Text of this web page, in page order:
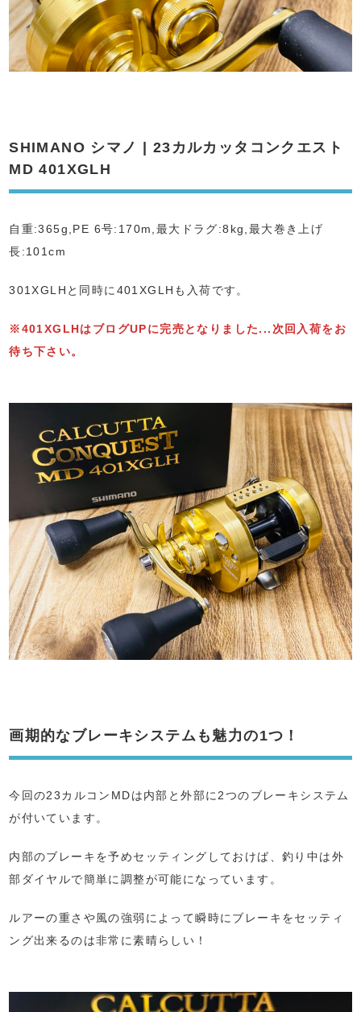
SHIMANO シマノ | 23カルカッタコンクエスト
MD 401XGLH
自重:365g,PE 6号:170m,最大ドラグ:8kg,最大巻き上げ
長:101cm
301XGLHと同時に401XGLHも入荷です。
※401XGLHはブログUPに完売となりました...次回入荷をお
待ち下さい。
画期的なブレーキシステムも魅力の1つ！
今回の23カルコンMDは内部と外部に2つのブレーキシステム
が付いています。
内部のブレーキを予めセッティングしておけば、釣り中は外
部ダイヤルで簡単に調整が可能になっています。
ルアーの重さや風の強弱によって瞬時にブレーキをセッティ
ング出来るのは非常に素晴らしい！